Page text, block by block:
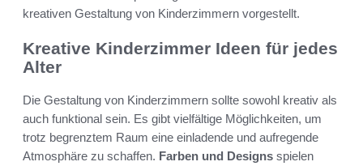
kreativen Gestaltung von Kinderzimmern vorgestellt.
Kreative Kinderzimmer Ideen für jedes
Alter
Die Gestaltung von Kinderzimmern sollte sowohl kreativ als
auch funktional sein. Es gibt vielfältige Möglichkeiten, um
trotz begrenztem Raum eine einladende und aufregende
Atmosphäre zu schaffen. Farben und Designs spielen